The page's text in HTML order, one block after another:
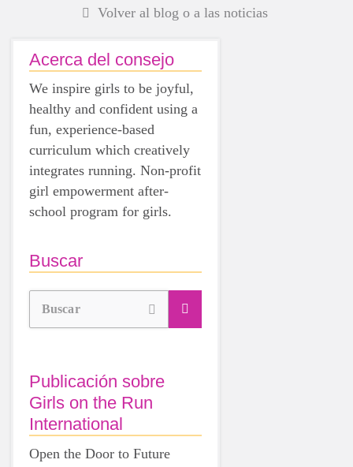
Volver al blog o a las noticias
Acerca del consejo
We inspire girls to be joyful,
healthy and confident using a
fun, experience-based
curriculum which creatively
integrates running. Non-profit
girl empowerment after-
school program for girls.
Buscar
Buscar
Publicación sobre
Girls on the Run
International
Open the Door to Future